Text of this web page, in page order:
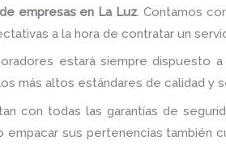
empresas en La Luz . Contamos
a la hora de contratar un
estará siempre dispuesto
más altos estándares de calidad y
con todas las garantías de
empacar sus pertenencias también